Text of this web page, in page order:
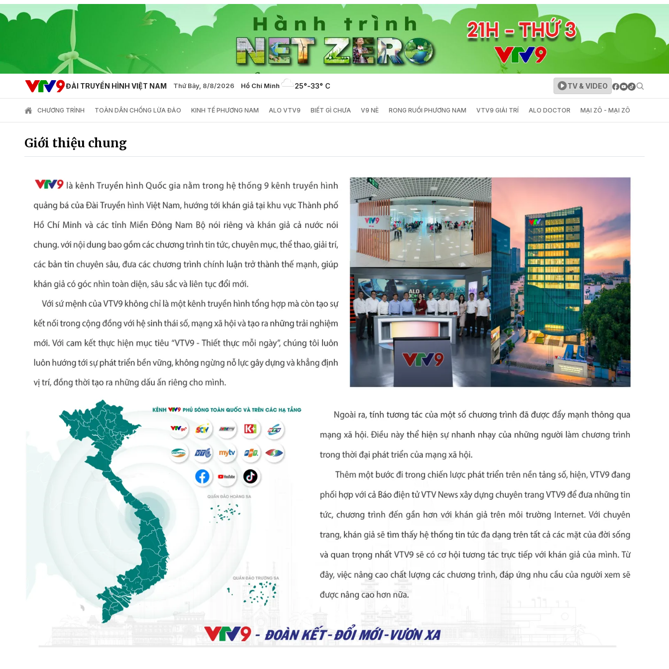
ĐÀI TRUYỀN HÌNH VIỆT NAM Thứ Bảy, 8/8/2026 Hồ Chí Minh 25°-33° C TV & VIDEO
CHƯƠNG TRÌNH TOÀN DÂN CHỐNG LỪA ĐẢO KINH TẾ PHƯƠNG NAM ALO VTV9 BIẾT GÌ CHƯA V9 NÈ RONG RUỔI PHƯƠNG NAM VTV9 GIẢI TRÍ ALO DOCTOR MẠI ZÔ - MẠI ZÔ
Giới thiệu chung